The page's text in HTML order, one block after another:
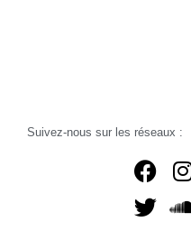
Suivez-nous sur les réseaux :